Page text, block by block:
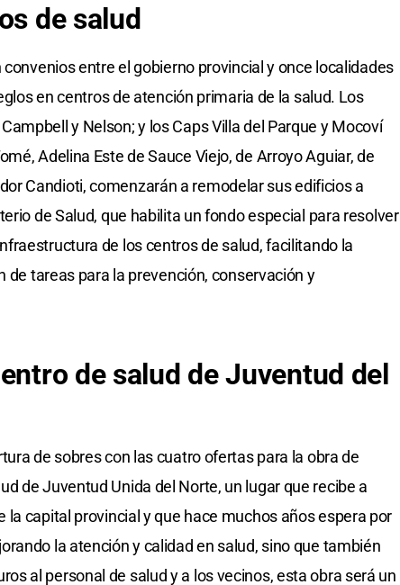
de salud
entre el gobierno provincial y once localidades
en centros de atención primaria de la salud. Los
y Nelson; y los Caps Villa del Parque y Mocoví
Adelina Este de Sauce Viejo, de Arroyo Aguiar, de
Candioti, comenzarán a remodelar sus edificios a
de Salud, que habilita un fondo especial para resolver
de los centros de salud, facilitando la
tareas para la prevención, conservación y
de salud de Juventud del
de sobres con las cuatro ofertas para la obra de
de Juventud Unida del Norte, un lugar que recibe a
la capital provincial y que hace muchos años espera por
la atención y calidad en salud, sino que también
al personal de salud y a los vecinos, esta obra será un